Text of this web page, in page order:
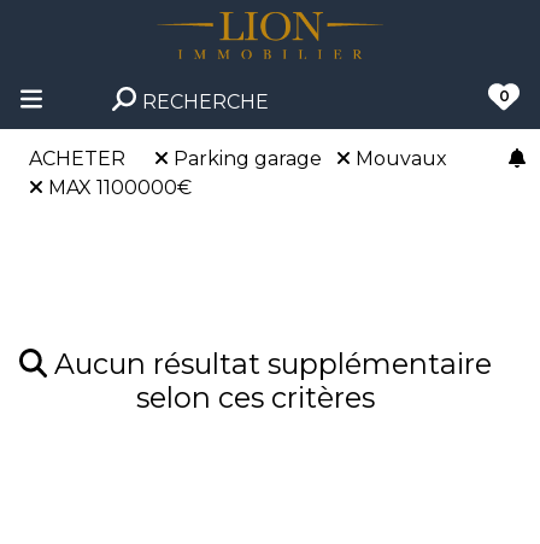
RECHERCHE 0
ACHETER Parking garage
Mouvaux
MAX 1100000€
Aucun résultat supplémentaire
selon ces critères